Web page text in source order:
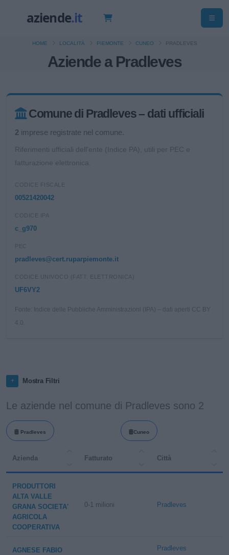
Aziende a Pradleves
HOME LOCALITÀ PIEMONTE CUNEO PRADLEVES
Comune di Pradleves – dati ufficiali
2 imprese registrate nel comune.
Riferimenti ufficiali dell'ente (Indice PA), utili per PEC e
fatturazione elettronica.
CODICE FISCALE
00521420042
CODICE IPA
c_g970
PEC
pradleves@cert.ruparpiemonte.it
CODICE UNIVOCO (FATT. ELETTRONICA)
UF6VY2
Fonte: Indice delle Pubbliche Amministrazioni (IPA) – dati aperti CC BY
Mostra Filtri
Le aziende nel comune di Pradleves sono 2
Pradleves Cuneo
Azienda Fatturato Città
PRODUTTORI
ALTA VALLE
GRANA SOCIETA'
AGRICOLA
COOPERATIVA
0-1 milioni Pradleves
AGNESE FABIO Pradleves